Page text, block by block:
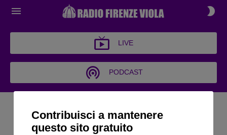
LIVE
PODCAST
ARCHIVIO BUONGIORNO
FIRENZE 2023
Contribuisci a mantenere
questo sito gratuito